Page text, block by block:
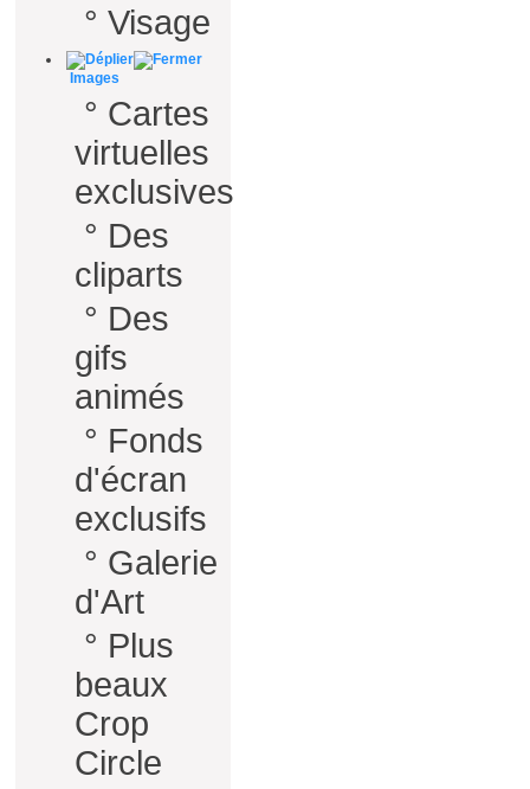
° Visage
Images
° Cartes
virtuelles
exclusives
° Des
cliparts
° Des
gifs
animés
° Fonds
d'écran
exclusifs
° Galerie
d'Art
° Plus
beaux
Crop
Circle